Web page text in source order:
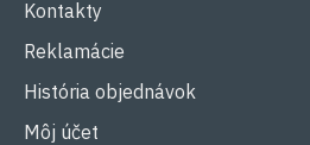
Kontakty
Reklamácie
História objednávok
Môj účet